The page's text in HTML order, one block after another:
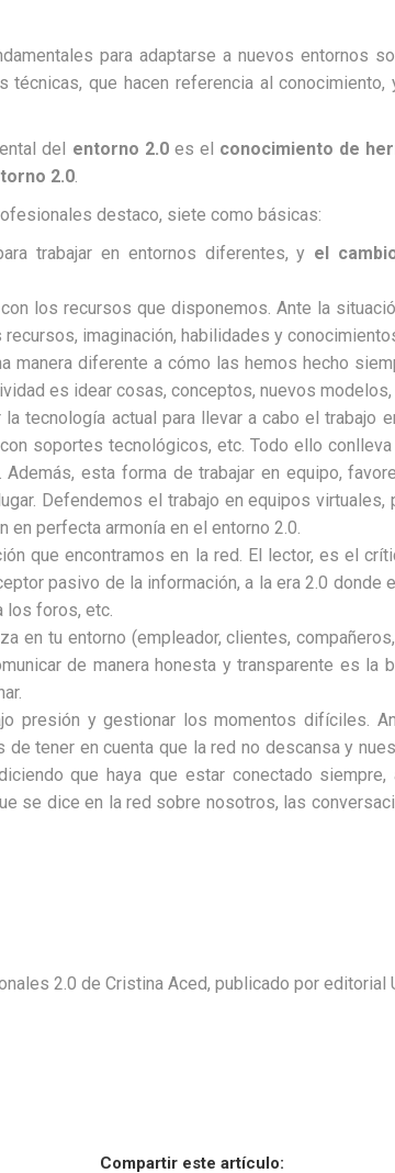
para adaptarse a nuevos entornos
técnicas, que hacen referencia al
del entorno 2.0es el conocimiento de
2.0.
destaco, siete como básicas:
trabajar en entornos diferentes, y el
con los recursos que disponemos. Ante la
imaginación, habilidades y
manera diferente a cómo las hemos hecho
es idear cosas, conceptos, nuevos
la tecnología actual para llevar a cabo el
soportes tecnológicos, etc. Todo ello
esta forma de trabajar en equipo,
Defendemos el trabajo en equipos
perfecta armonía en el entorno 2.0.
que encontramos en la red. El lector, es el
pasivo de la información, a la era 2.0
los foros, etc.
en tu entorno (empleador, clientes,
de manera honesta y transparente es la
presión y gestionar los momentos difíciles.
tener en cuenta que la red no descansa y
que haya que estar conectado
se dice en la red sobre nosotros, las
2.0 de Cristina Aced, publicado por editorial
Compartir este artículo: